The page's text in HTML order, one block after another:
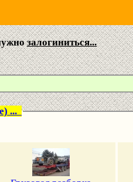
залогиниться...
...